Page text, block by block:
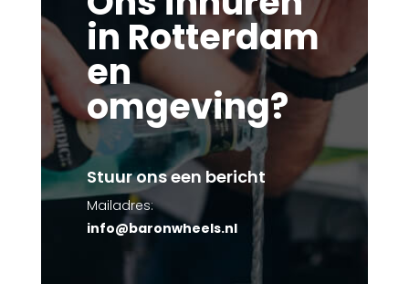
in Rotterdam
en
omgeving?
Stuur ons een bericht
Mailadres:
info@baronwheels.nl